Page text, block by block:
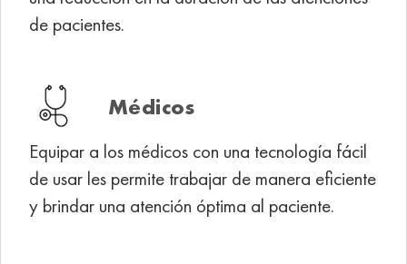
de pacientes.
Médicos
Equipar a los médicos con una tecnología fácil
de usar les permite trabajar de manera eficiente
y brindar una atención óptima al paciente.